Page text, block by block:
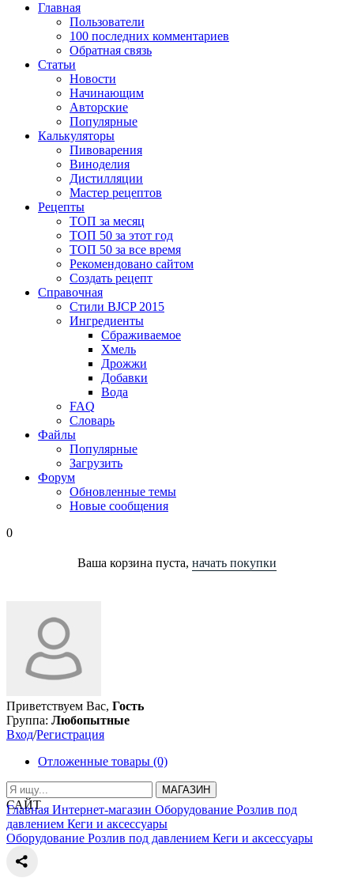
Главная
Пользователи
100 последних комментариев
Обратная связь
Статьи
Новости
Начинающим
Авторские
Популярные
Калькуляторы
Пивоварения
Виноделия
Дистилляции
Мастер рецептов
Рецепты
ТОП за месяц
ТОП 50 за этот год
ТОП 50 за все время
Рекомендовано сайтом
Создать рецепт
Справочная
Стили BJCP 2015
Ингредиенты
Сбраживаемое
Хмель
Дрожжи
Добавки
Вода
FAQ
Словарь
Файлы
Популярные
Загрузить
Форум
Обновленные темы
Новые сообщения
0
Ваша корзина пуста, начать покупки
Приветствуем Вас, Гость
Группа: Любопытные
Вход/Регистрация
Отложенные товары (0)
МАГАЗИН
САЙТ
Главная Интернет-магазин Оборудование Розлив под
давлением Кеги и аксессуары
Оборудование Розлив под давлением Кеги и аксессуары